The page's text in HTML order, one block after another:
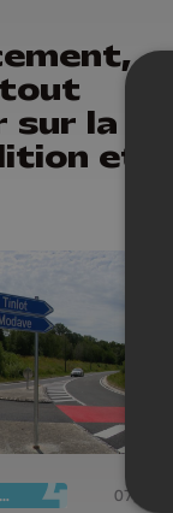
sur la
et la
AMÉNAGEMENT DU TERRITOIRE 07/07/